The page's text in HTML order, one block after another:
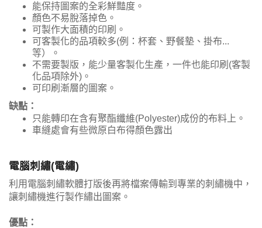
能保持圖案的全彩鮮豔度。
顏色不易脫落掉色。
可製作大面積的印刷。
可客製化的品項較多(例：杯套、野餐墊、掛布...
等）。
不需要製版，能少量客製化生產，一件也能印刷(客製
化品項除外)。
可印刷漸層的圖案。
缺點：
只能轉印在含有聚酯纖維(Polyester)成份的布料上。
車縫處會有些微原白布得顏色露出
電腦刺繡(電繡)
利用電腦刺繡軟體打版後再將檔案傳輸到專業的刺繡機中，
讓刺繡機進行製作繡出圖案。
優點：